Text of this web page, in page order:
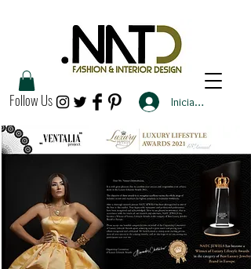
Follow Us Iniciar sesión